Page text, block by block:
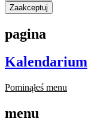
Zaakceptuj
pagina
Kalendarium
Pominąłeś menu
menu